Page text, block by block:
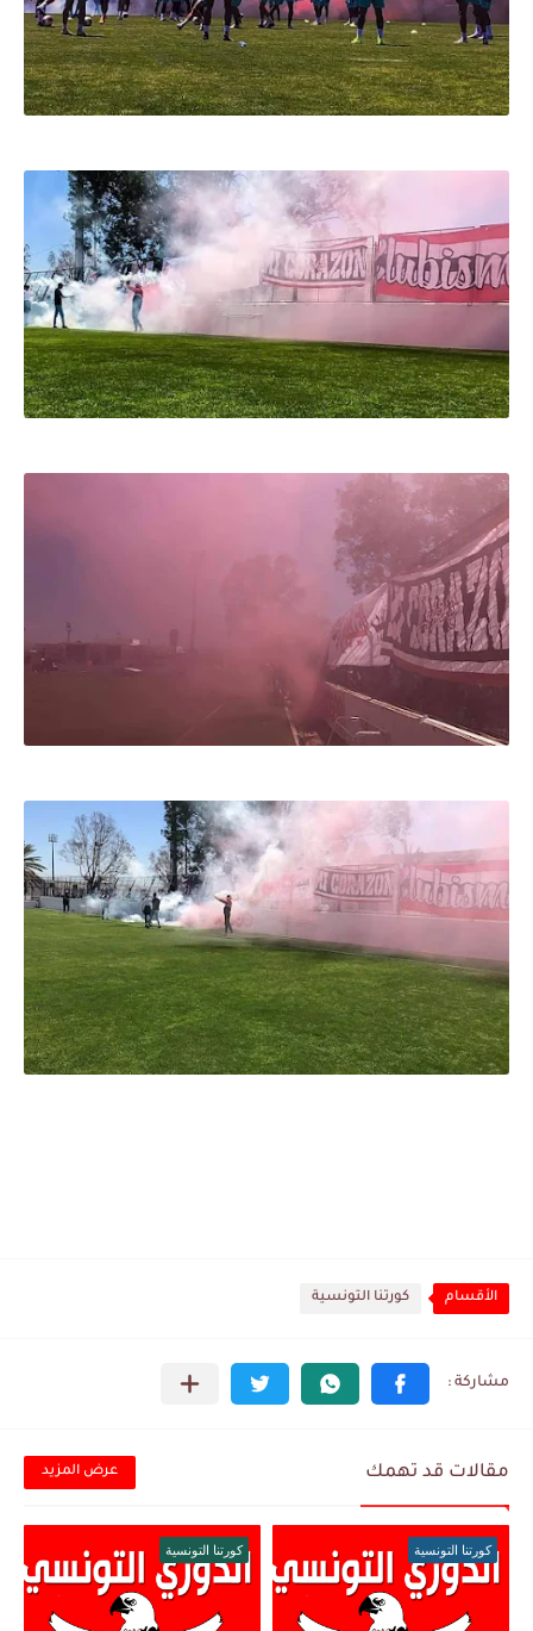
الأقسام كورتنا التونسية
مقالات قد تهمك عرض المزيد
كورتنا التونسية كورتنا التونسية